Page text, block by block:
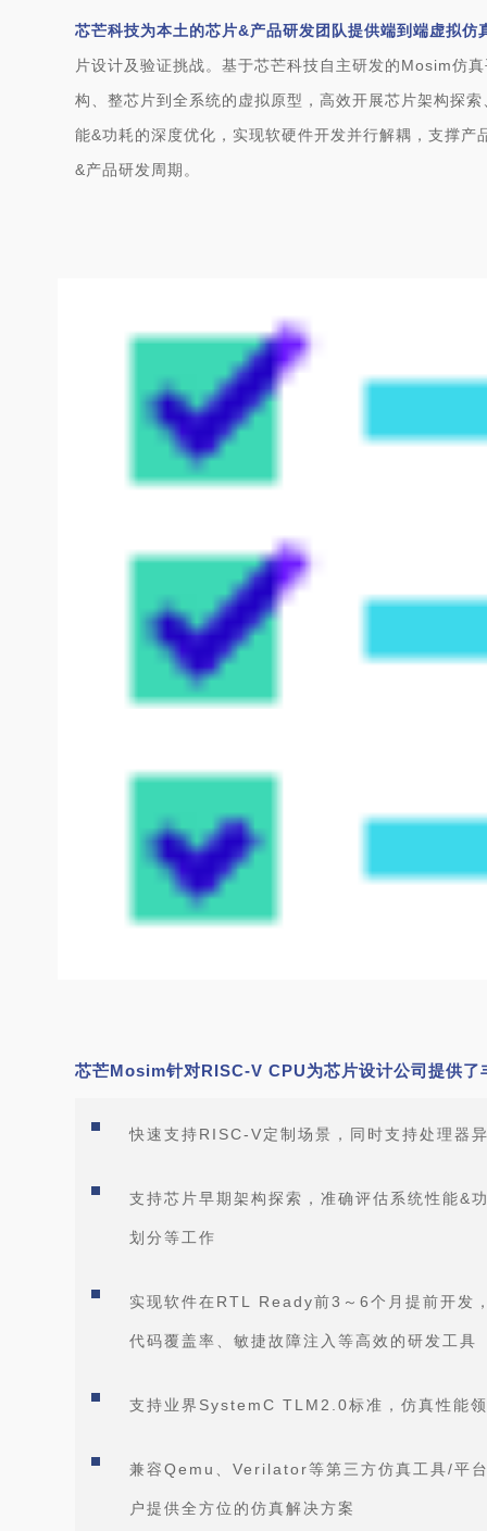
芯芒科技为本土的芯片&产品研发团队提供端到端虚拟仿
片设计及验证挑战。基于芯芒科技自主研发的Mosim仿
构、整芯片到全系统的虚拟原型，高效开展芯片架构探
能&功耗的深度优化，实现软硬件开发并行解耦，支撑产
&产品研发周期。
芯芒Mosim针对RISC-V CPU为芯片设计公司提供了
快速支持RISC-V定制场景，同时支持处理器
支持芯片早期架构探索，准确评估系统性能&
划分等工作
实现软件在RTL Ready前3～6个月提前开发
代码覆盖率、敏捷故障注入等高效的研发工具
支持业界SystemC TLM2.0标准，仿真性能
兼容Qemu、Verilator等第三方仿真工具/平
户提供全方位的仿真解决方案